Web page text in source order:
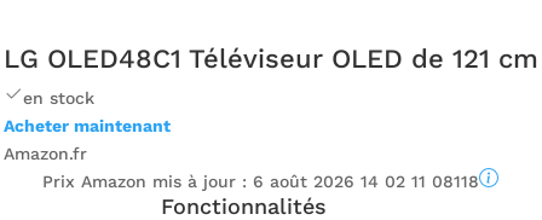
LG OLED48C1 Téléviseur OLED de 121 cm
en stock
Acheter maintenant
Amazon.fr
Prix ​​Amazon mis à jour : 6 août 2026 14 02 11 08118
Fonctionnalités